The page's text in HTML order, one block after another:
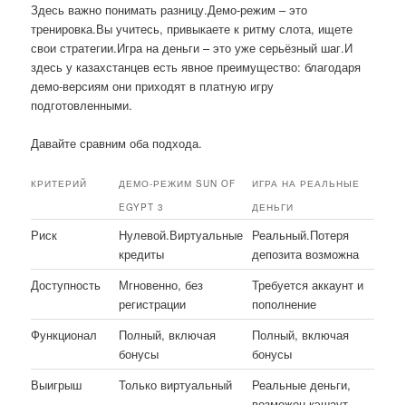
Здесь важно понимать разницу.Демо-режим – это
тренировка.Вы учитесь, привыкаете к ритму слота, ищете
свои стратегии.Игра на деньги – это уже серьёзный шаг.И
здесь у казахстанцев есть явное преимущество: благодаря
демо-версиям они приходят в платную игру
подготовленными.
Давайте сравним оба подхода.
КРИТЕРИЙ
ДЕМО-РЕЖИМ SUN OF
EGYPT 3
ИГРА НА РЕАЛЬНЫЕ
ДЕНЬГИ
Риск
Нулевой.Виртуальные
кредиты
Реальный.Потеря
депозита возможна
Доступность
Мгновенно, без
регистрации
Требуется аккаунт и
пополнение
Функционал
Полный, включая
бонусы
Полный, включая
бонусы
Выигрыш
Только виртуальный
Реальные деньги,